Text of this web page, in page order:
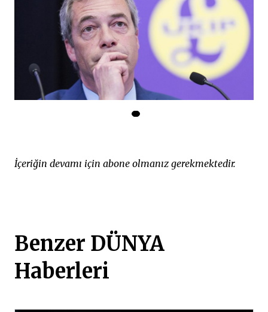
İçeriğin devamı için abone olmanız gerekmektedir.
Benzer DÜNYA
Haberleri